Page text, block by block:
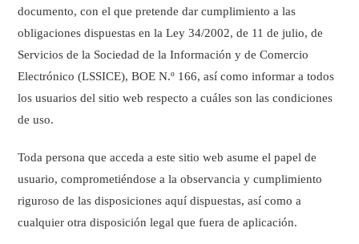
documento, con el que pretende dar cumplimiento a las
obligaciones dispuestas en la Ley 34/2002, de 11 de julio, de
Servicios de la Sociedad de la Información y de Comercio
Electrónico (LSSICE), BOE N.º 166, así como informar a todos
los usuarios del sitio web respecto a cuáles son las condiciones
de uso.
Toda persona que acceda a este sitio web asume el papel de
usuario, comprometiéndose a la observancia y cumplimiento
riguroso de las disposiciones aquí dispuestas, así como a
cualquier otra disposición legal que fuera de aplicación.